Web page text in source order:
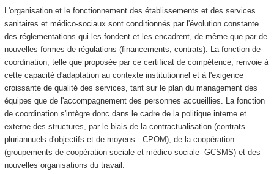
L'organisation et le fonctionnement des établissements et des services
sanitaires et médico-sociaux sont conditionnés par l'évolution constante
des réglementations qui les fondent et les encadrent, de même que par de
nouvelles formes de régulations (financements, contrats). La fonction de
coordination, telle que proposée par ce certificat de compétence, renvoie à
cette capacité d'adaptation au contexte institutionnel et à l'exigence
croissante de qualité des services, tant sur le plan du management des
équipes que de l'accompagnement des personnes accueillies. La fonction
de coordination s'intègre donc dans le cadre de la politique interne et
externe des structures, par le biais de la contractualisation (contrats
pluriannuels d'objectifs et de moyens - CPOM), de la coopération
(groupements de coopération sociale et médico-sociale- GCSMS) et des
nouvelles organisations du travail.